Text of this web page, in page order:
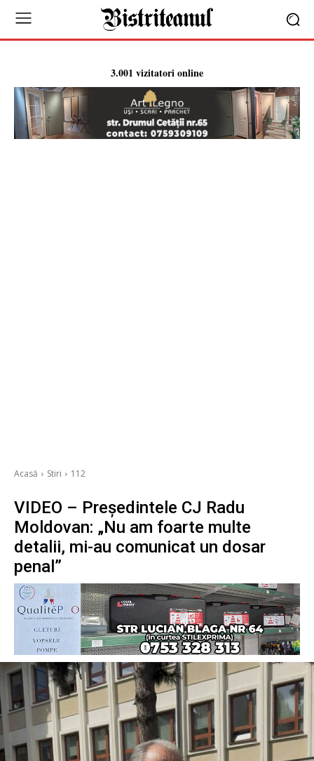
3.001 vizitatori online
Acasă Stiri 112
VIDEO – Președintele CJ Radu
Moldovan: „Nu am foarte multe
detalii, mi-au comunicat un dosar
penal”